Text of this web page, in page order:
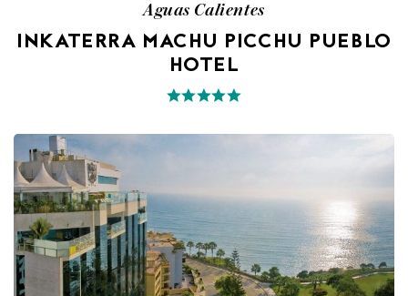
Aguas Calientes
INKATERRA MACHU PICCHU PUEBLO
HOTEL